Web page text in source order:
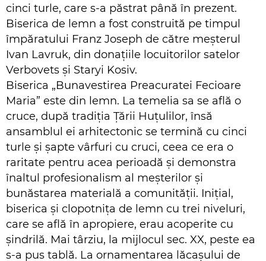
cinci turle, care s-a păstrat până în prezent.
Biserica de lemn a fost construită pe timpul
împăratului Franz Joseph de către meșterul
Ivan Lavruk, din donațiile locuitorilor satelor
Verbovets și Staryi Kosiv.
Biserica „Bunavestirea Preacuratei Fecioare
Maria” este din lemn. La temelia sa se află o
cruce, după tradiția Țării Huțulilor, însă
ansamblul ei arhitectonic se termină cu cinci
turle și șapte vârfuri cu cruci, ceea ce era o
raritate pentru acea perioadă și demonstra
înaltul profesionalism al meșterilor și
bunăstarea materială a comunității. Inițial,
biserica și clopotnița de lemn cu trei niveluri,
care se află în apropiere, erau acoperite cu
șindrilă. Mai târziu, la mijlocul sec. XX, peste ea
s-a pus tablă. La ornamentarea lăcașului de